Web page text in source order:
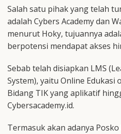
Salah satu pihak yang telah
adalah Cybers Academy dan
menurut Hoky, tujuannya
berpotensi mendapat akses
Sebab telah disiapkan LMS
System), yaitu Online Edukasi
Bidang TIK yang aplikatif
Cybersacademy.id.
Termasuk akan adanya